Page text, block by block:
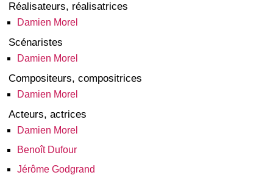
Réalisateurs, réalisatrices
Damien Morel
Scénaristes
Damien Morel
Compositeurs, compositrices
Damien Morel
Acteurs, actrices
Damien Morel
Benoît Dufour
Jérôme Godgrand